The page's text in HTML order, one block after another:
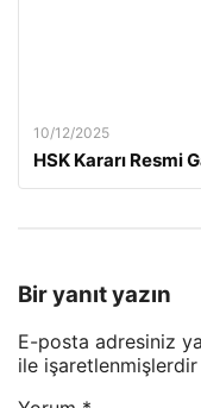
10/12/2025
HSK Kararı Resmi
Bir yanıt yazın
E-posta adresiniz
ile işaretlenmişlerdir